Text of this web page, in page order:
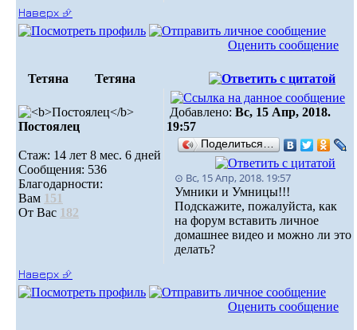
Наверх ⮵
Оценить сообщение
Тетяна Тетяна
Постоялец
Стаж: 14 лет 8 мес. 6 дней
Сообщения: 536
Благодарности:
Вам 151
От Вас 182
Добавлено: Вс, 15 Апр, 2018.
19:57
Поделиться…
⊙ Вс, 15 Апр, 2018. 19:57
Умники и Умницы!!!
Подскажите, пожалуйста, как
на форум вставить личное
домашнее видео и можно ли это
делать?
Наверх ⮵
Оценить сообщение